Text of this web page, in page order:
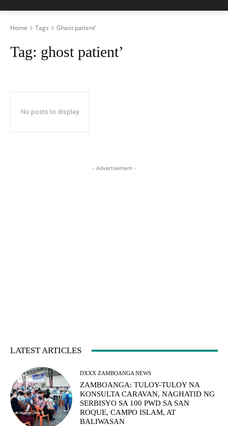
Home Tags Ghost patient’
Tag: ghost patient’
No posts to display
- Advertisement -
LATEST ARTICLES
DXXX ZAMBOANGA NEWS
ZAMBOANGA: TULOY-TULOY NA
KONSULTA CARAVAN, NAGHATID NG
SERBISYO SA 100 PWD SA SAN
ROQUE, CAMPO ISLAM, AT
BALIWASAN